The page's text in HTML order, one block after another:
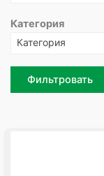
Категория
Категория
Фильтровать